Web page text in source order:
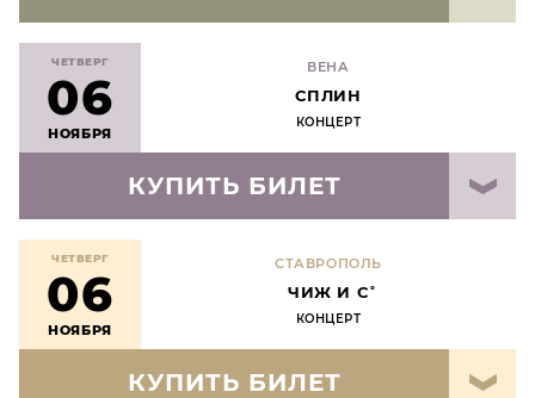
ЧЕТВЕРГ
06
НОЯБРЯ
ВЕНА
СПЛИН
КОНЦЕРТ
КУПИТЬ БИЛЕТ
ЧЕТВЕРГ
06
НОЯБРЯ
СТАВРОПОЛЬ
ЧИЖ И С˚
КОНЦЕРТ
КУПИТЬ БИЛЕТ